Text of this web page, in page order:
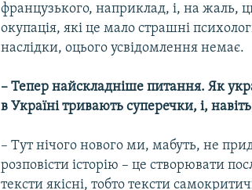
французького, наприклад, і, на жаль,
окупація, які це мало страшні
наслідки, оцього усвідомлення немає.
– Тепер найскладніше питання. Як
в Україні тривають суперечки, і,
– Тут нічого нового ми, мабуть, не
розповісти історію – це створювати
тексти якісні, тобто тексти